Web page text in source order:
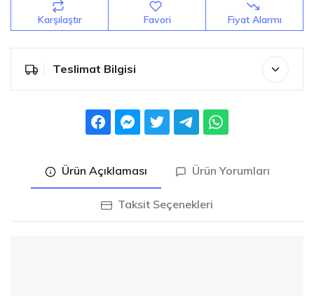
Karşılaştır Favori Fiyat Alarmı
Teslimat Bilgisi
Ürün Açıklaması Ürün Yorumları
Taksit Seçenekleri